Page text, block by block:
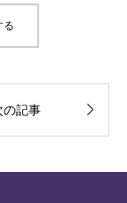
る
の記事 